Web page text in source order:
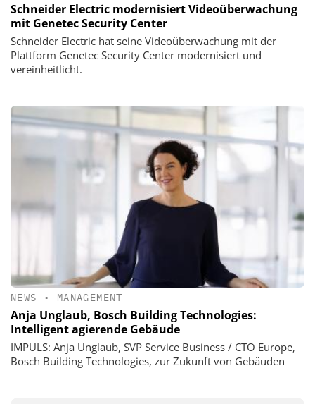
Schneider Electric modernisiert Videoüberwachung
mit Genetec Security Center
Schneider Electric hat seine Videoüberwachung mit der
Plattform Genetec Security Center modernisiert und
vereinheitlicht.
NEWS • MANAGEMENT
Anja Unglaub, Bosch Building Technologies:
Intelligent agierende Gebäude
IMPULS: Anja Unglaub, SVP Service Business / CTO Europe,
Bosch Building Technologies, zur Zukunft von Gebäuden